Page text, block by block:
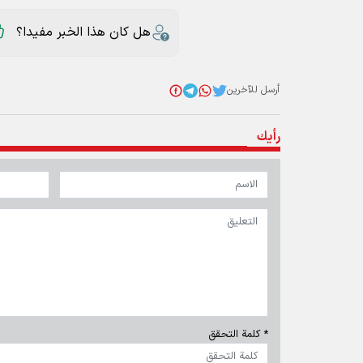
هل كان هذا الخبر مفيدا؟
أرسل للآخرين
رأيك
* كلمة التحقق